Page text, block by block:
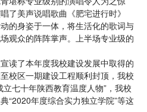
了美声说唱歌曲《肥宅进行时》
的身姿于一体，将生活化的歌词与
观众的阵阵掌声。上半场专业级的
了本年度我校建设发展中取得的
校区一期建设工程顺利封顶，我校
七十年陕西教育温度人物”，我校
“2020年度综合实力独立学院”等这